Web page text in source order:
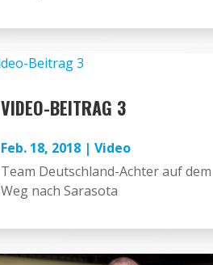
VIDEO-BEITRAG 3
Feb. 18, 2018 |Video
Team Deutschland-Achter auf dem
Weg nach Sarasota